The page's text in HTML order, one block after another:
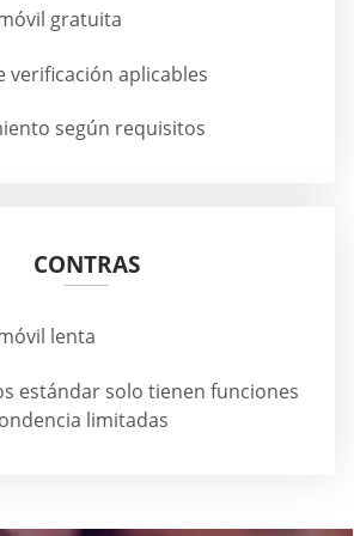
gratuita
verificación aplicables
según requisitos
CONTRAS
lenta
estándar solo tienen funciones
limitadas